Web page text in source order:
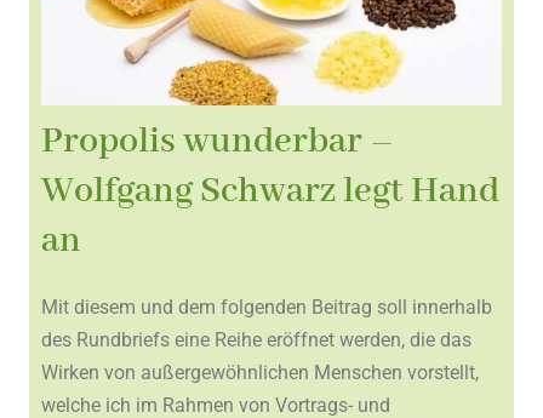
Propolis wunderbar –
Wolfgang Schwarz legt Hand
an
Mit diesem und dem folgenden Beitrag soll innerhalb
des Rundbriefs eine Reihe eröffnet werden, die das
Wirken von außergewöhnlichen Menschen vorstellt,
welche ich im Rahmen von Vortrags- und